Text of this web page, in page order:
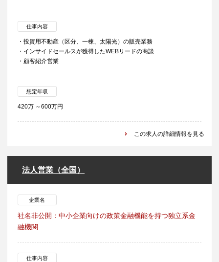
仕事内容
・投資用不動産（区分、一棟、太陽光）の販売業務
・インサイドセールスが獲得したWEBリードの商談
・顧客紹介営業
想定年収
420万 ～600万円
この求人の詳細情報を見る
法人営業（全国）
企業名
社名非公開：中小企業向けの政策金融機能を持つ独立系金
融機関
仕事内容